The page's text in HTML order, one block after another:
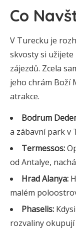
Co
V Turecku je
skvosty si užijete
zájezdů. Zcela
jeho chrám Boží
atrakce.
Bodrum
a zábavní park v
Termessos:
od Antalye,
Hrad Alanya:
malém
Phaselis:
rozvaliny